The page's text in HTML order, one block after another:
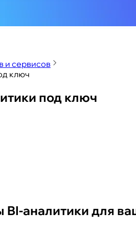
и сервисов
ключ
под ключ
аналитики для